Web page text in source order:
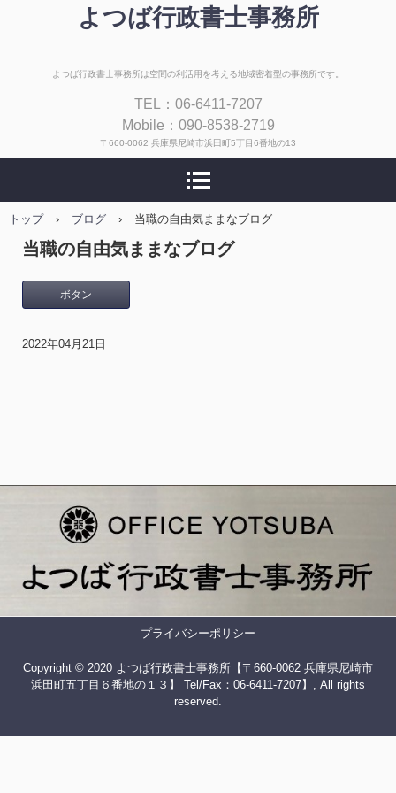
よつば行政書士事務所
よつば行政書士事務所は空間の利活用を考える地域密着型の事務所です。
TEL：06-6411-7207
Mobile：090-8538-2719
〒660-0062 兵庫県尼崎市浜田町5丁目6番地の13
トップ › ブログ › 当職の自由気ままなブログ
当職の自由気ままなブログ
ボタン
2022年04月21日
プライバシーポリシー
Copyright © 2020 よつば行政書士事務所【〒660-0062 兵庫県尼崎市
浜田町五丁目６番地の１３】 Tel/Fax：06-6411-7207】, All rights
reserved.